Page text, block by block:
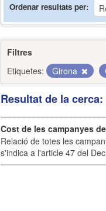
Ordenar resultats per
Filtres
Etiquetes:
Girona
Resultat de la
Cost de les campanyes
Relació de totes les
s'indica a l'article 47 del